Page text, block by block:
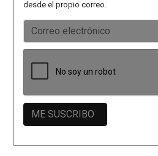
desde el propio correo.